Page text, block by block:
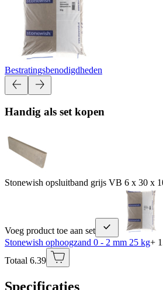
Bestratingsbenodigdheden
Handig als set kopen
Stonewish opsluitband grijs VB 6 x 30 x
Voeg product toe aan set
Stonewish ophoogzand 0 - 2 mm 25 kg+
Totaal 6.39
Specificaties